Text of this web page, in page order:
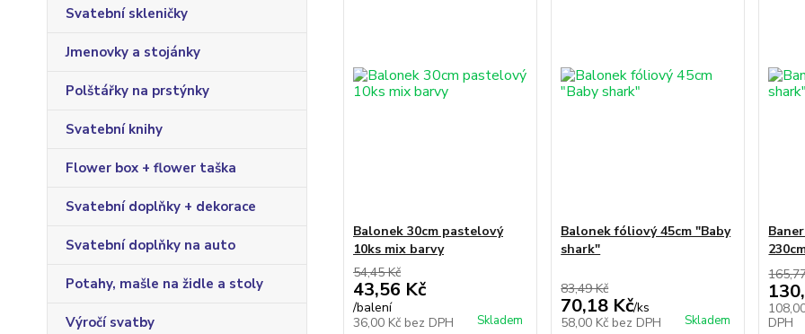
Svatební skleničky
Jmenovky a stojánky
Polštářky na prstýnky
Svatební knihy
Flower box + flower taška
Svatební doplňky + dekorace
Svatební doplňky na auto
Potahy, mašle na židle a stoly
Výročí svatby
Balonek 30cm pastelový
10ks mix barvy
54,45 Kč
43,56 Kč
/balení
36,00 Kč bez DPH Skladem
Balonek fóliový 45cm "Baby
shark"
83,49 Kč
70,18 Kč/ks
58,00 Kč bez DPH Skladem
DPH